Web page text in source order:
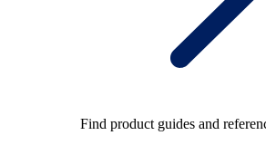
Find product guides and